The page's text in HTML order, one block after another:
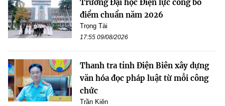
Trường Đại học Điện lực công bố
điểm chuẩn năm 2026
Trọng Tài
17:55 09/08/2026
Thanh tra tỉnh Điện Biên xây dựng
văn hóa đọc pháp luật từ mỗi công
chức
Trần Kiên